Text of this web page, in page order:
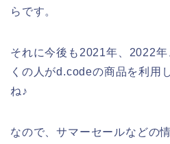
らです。
それに今後も2021年、2022
くの人がd.codeの商品を利用
ね♪
なので、サマーセールなどの